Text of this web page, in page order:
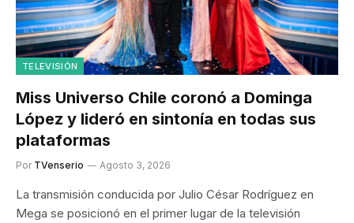
TELEVISIÓN
Miss Universo Chile coronó a Dominga
López y lideró en sintonía en todas sus
plataformas
Por TVenserio Agosto 3, 2026
La transmisión conducida por Julio César Rodríguez en
Mega se posicionó en el primer lugar de la televisión